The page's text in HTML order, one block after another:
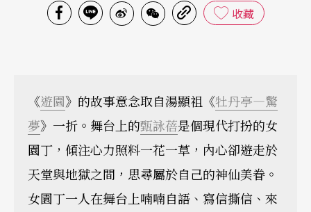
收藏
《遊園》的故事意念取自湯顯祖《牡丹亭—驚
夢》一折。舞台上的甄詠蓓是個現代打扮的女
園丁，傾注心力照料一花一草，內心卻遊走於
天堂與地獄之間，思尋屬於自己的神仙美眷。
女園丁一人在舞台上喃喃自語、寫信撕信、來